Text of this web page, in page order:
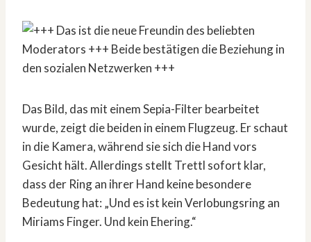
Das Bild, das mit einem Sepia-Filter bearbeitet
wurde, zeigt die beiden in einem Flugzeug. Er schaut
in die Kamera, während sie sich die Hand vors
Gesicht hält. Allerdings stellt Trettl sofort klar,
dass der Ring an ihrer Hand keine besondere
Bedeutung hat: „Und es ist kein Verlobungsring an
Miriams Finger. Und kein Ehering.“